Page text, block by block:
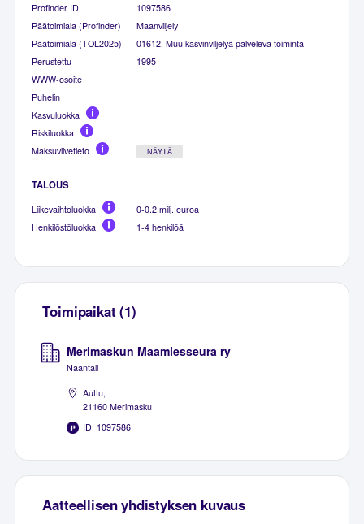
Profinder ID
1097586
Päätoimiala (Profinder)
Maanviljely
Päätoimiala (TOL2025)
01612. Muu kasvinviljelyä palveleva toiminta
Perustettu
1995
WWW-osoite
Puhelin
Kasvuluokka
Riskiluokka
Maksuviivetieto
NÄYTÄ
TALOUS
Liikevaihtoluokka
0-0.2 milj. euroa
Henkilöstöluokka
1-4 henkilöä
Toimipaikat (1)
Merimaskun Maamiesseura ry
Naantali
Auttu,
21160 Merimasku
ID: 1097586
Aatteellisen yhdistyksen kuvaus